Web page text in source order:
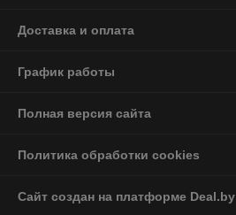
Доставка и оплата
График работы
Полная версия сайта
Политика обработки cookies
Сайт создан на платформе Deal.by